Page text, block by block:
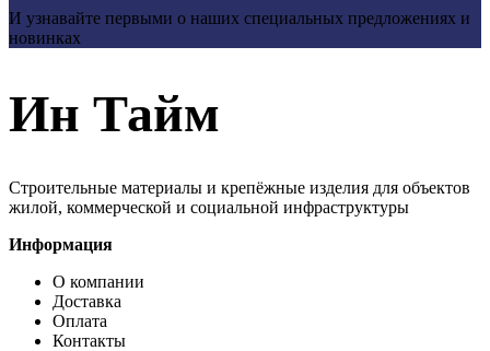
И узнавайте первыми о наших специальных предложениях и
новинках
Ин Тайм
Строительные материалы и крепёжные изделия для объектов
жилой, коммерческой и социальной инфраструктуры
Информация
О компании
Доставка
Оплата
Контакты